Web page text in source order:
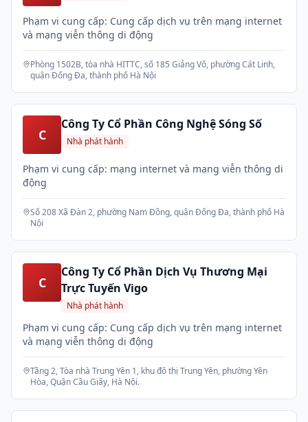
Phạm vi cung cấp: Cung cấp dịch vụ trên mạng internet
và mạng viễn thông di động
Phòng 1502B, tòa nhà HITTC, số 185 Giảng Võ, phường Cát Linh,
quận Đống Đa, thành phố Hà Nội
C
Công Ty Cổ Phần Công Nghệ Sóng Số
Nhà phát hành
Phạm vi cung cấp: mạng internet và mạng viễn thông di
động
Số 208 Xã Đàn 2, phường Nam Đồng, quận Đống Đa, thành phố Hà
Nội
C
Công Ty Cổ Phần Dịch Vụ Thương Mại
Trực Tuyến Vigo
Nhà phát hành
Phạm vi cung cấp: Cung cấp dịch vụ trên mạng internet
và mạng viễn thông di động
Tầng 2, Tòa nhà Trung Yên 1, khu đô thị Trung Yên, phường Yên
Hòa, Quận Cầu Giấy, Hà Nội.